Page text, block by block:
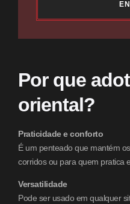
Por que
oriental?
Praticidade e conforto
É um penteado que mantém
corridos ou para quem pratica
Versatilidade
Pode ser usado em qualquer